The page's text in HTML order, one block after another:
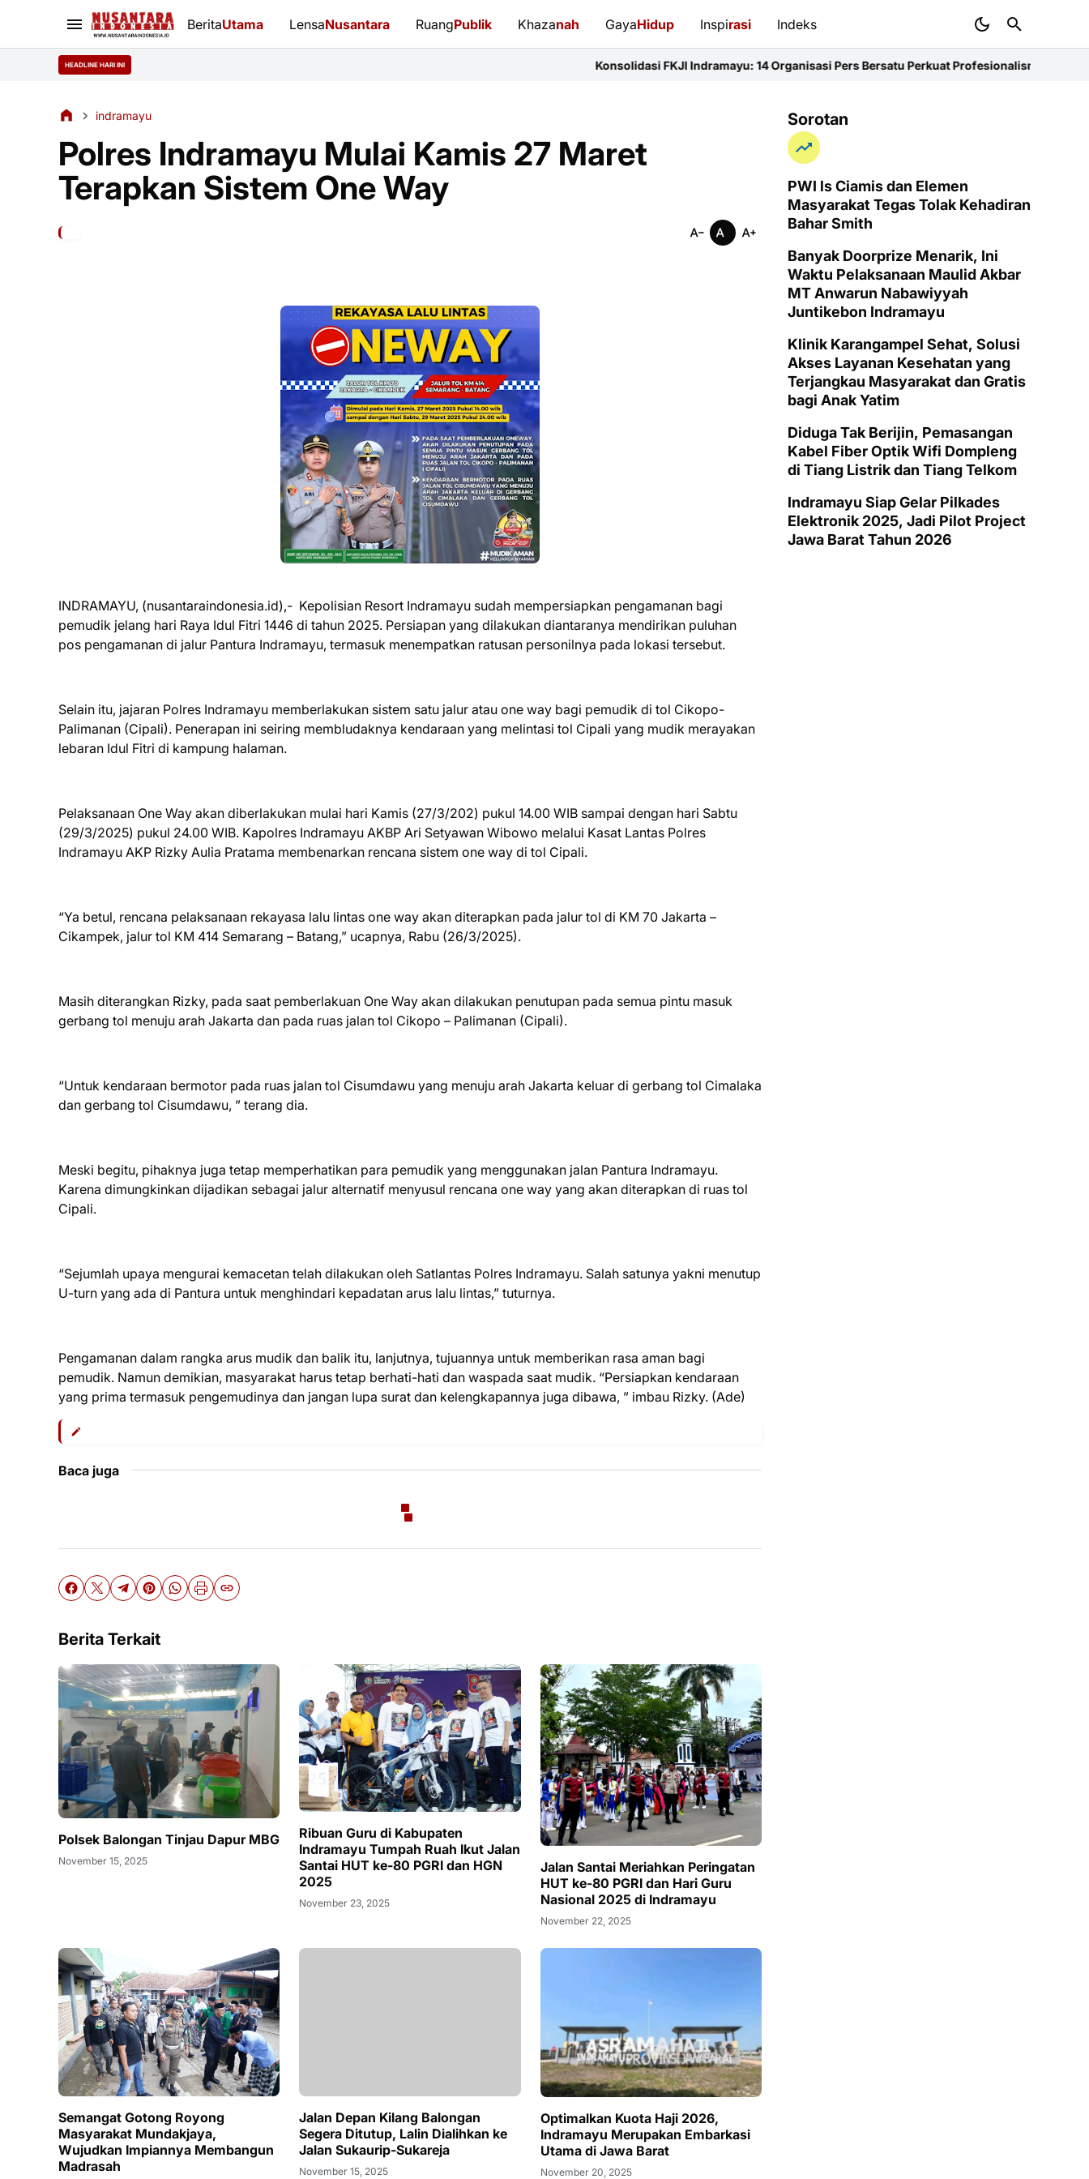
BeritaUtama LensaNusantara RuangPublik Khazanah GayaHidup Inspirasi Indeks
HEADLINE HARI INI Konsolidasi FKJI Indramayu: 14 Organisasi Pers Bersatu Perkuat Profesionalisme dan KEJDiduga Sunat
indramayu
Polres Indramayu Mulai Kamis 27 Maret
Terapkan Sistem One Way
INDRAMAYU, (nusantaraindonesia.id),- Kepolisian Resort Indramayu sudah mempersiapkan pengamanan bagi
pemudik jelang hari Raya Idul Fitri 1446 di tahun 2025. Persiapan yang dilakukan diantaranya mendirikan puluhan
pos pengamanan di jalur Pantura Indramayu, termasuk menempatkan ratusan personilnya pada lokasi tersebut.
Selain itu, jajaran Polres Indramayu memberlakukan sistem satu jalur atau one way bagi pemudik di tol Cikopo-
Palimanan (Cipali). Penerapan ini seiring membludaknya kendaraan yang melintasi tol Cipali yang mudik merayakan
lebaran Idul Fitri di kampung halaman.
Pelaksanaan One Way akan diberlakukan mulai hari Kamis (27/3/202) pukul 14.00 WIB sampai dengan hari Sabtu
(29/3/2025) pukul 24.00 WIB. Kapolres Indramayu AKBP Ari Setyawan Wibowo melalui Kasat Lantas Polres
Indramayu AKP Rizky Aulia Pratama membenarkan rencana sistem one way di tol Cipali.
“Ya betul, rencana pelaksanaan rekayasa lalu lintas one way akan diterapkan pada jalur tol di KM 70 Jakarta –
Cikampek, jalur tol KM 414 Semarang – Batang,” ucapnya, Rabu (26/3/2025).
Masih diterangkan Rizky, pada saat pemberlakuan One Way akan dilakukan penutupan pada semua pintu masuk
gerbang tol menuju arah Jakarta dan pada ruas jalan tol Cikopo – Palimanan (Cipali).
“Untuk kendaraan bermotor pada ruas jalan tol Cisumdawu yang menuju arah Jakarta keluar di gerbang tol Cimalaka
dan gerbang tol Cisumdawu, ” terang dia.
Meski begitu, pihaknya juga tetap memperhatikan para pemudik yang menggunakan jalan Pantura Indramayu.
Karena dimungkinkan dijadikan sebagai jalur alternatif menyusul rencana one way yang akan diterapkan di ruas tol
Cipali.
“Sejumlah upaya mengurai kemacetan telah dilakukan oleh Satlantas Polres Indramayu. Salah satunya yakni menutup
U-turn yang ada di Pantura untuk menghindari kepadatan arus lalu lintas,” tuturnya.
Pengamanan dalam rangka arus mudik dan balik itu, lanjutnya, tujuannya untuk memberikan rasa aman bagi
pemudik. Namun demikian, masyarakat harus tetap berhati-hati dan waspada saat mudik. “Persiapkan kendaraan
yang prima termasuk pengemudinya dan jangan lupa surat dan kelengkapannya juga dibawa, ” imbau Rizky. (Ade)
Baca juga
Berita Terkait
Polsek Balongan Tinjau Dapur MBG
November 15, 2025
Ribuan Guru di Kabupaten
Indramayu Tumpah Ruah Ikut Jalan
Santai HUT ke-80 PGRI dan HGN
2025
November 23, 2025
Jalan Santai Meriahkan Peringatan
HUT ke-80 PGRI dan Hari Guru
Nasional 2025 di Indramayu
November 22, 2025
Semangat ‎Gotong Royong
Masyarakat Mundakjaya,
Wujudkan Impiannya Membangun
Madrasah
Jalan Depan Kilang Balongan
Segera Ditutup, Lalin Dialihkan ke
Jalan Sukaurip-Sukareja
November 15, 2025
Optimalkan Kuota Haji 2026,
Indramayu Merupakan Embarkasi
Utama di Jawa Barat
November 20, 2025
Sorotan
PWI ls Ciamis dan Elemen
Masyarakat Tegas Tolak Kehadiran
Bahar Smith
Banyak Doorprize Menarik, Ini
Waktu Pelaksanaan Maulid Akbar
MT Anwarun Nabawiyyah
Juntikebon Indramayu
Klinik Karangampel Sehat, Solusi
Akses Layanan Kesehatan yang
Terjangkau Masyarakat dan Gratis
bagi Anak Yatim
Diduga Tak Berijin, Pemasangan
Kabel Fiber Optik Wifi Dompleng
di Tiang Listrik dan Tiang Telkom
Indramayu Siap Gelar Pilkades
Elektronik 2025, Jadi Pilot Project
Jawa Barat Tahun 2026